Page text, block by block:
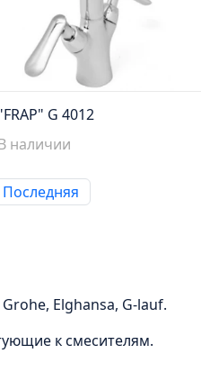
G 4012
наличии
Последняя
Elghansa, G-lauf.
к смесителям.